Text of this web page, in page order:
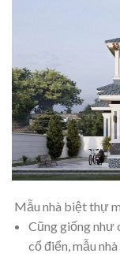
Mẫu nhà biệt thự
Cũng giống như
cổ điển, mẫu